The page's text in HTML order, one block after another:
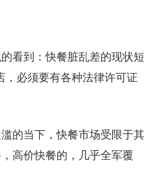
看到：快餐脏乱差的现状短
必须要有各种法律许可证
的当下，快餐市场受限于其
高价快餐的，几乎全军覆